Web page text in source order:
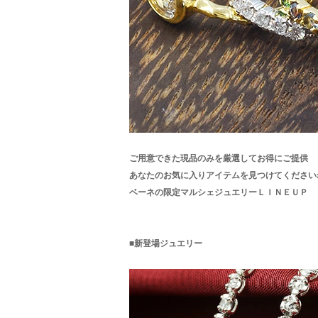
ご用意できた現品のみを厳選してお得にご提供
あなたのお気に入りアイテムを見つけてくださ
ベーネの限定マルシェジュエリーＬＩＮＥＵＰ
■新登場ジュエリー